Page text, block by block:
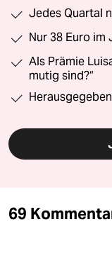
Jedes Quartal
Nur 38 Euro im
Als Prämie
mutig sind?“
69